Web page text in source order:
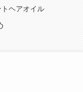
ヘアオイル